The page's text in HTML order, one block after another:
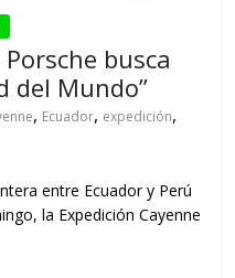
busca
del Mundo”
, Ecuador, expedición,
entre Ecuador y Perú
la Expedición Cayenne